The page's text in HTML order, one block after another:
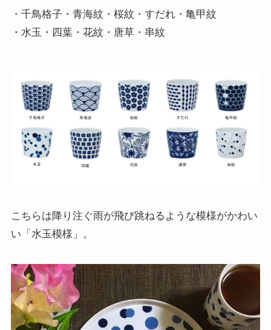
・千鳥格子・青海紋・桜紋・すだれ・亀甲紋
・水玉・四葉・花紋・唐草・串紋
こちらは降り注ぐ雨が飛び跳ねるような模様がかわい
い「水玉模様」。